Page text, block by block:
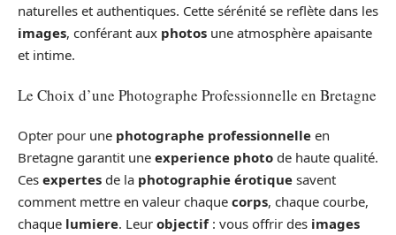
naturelles et authentiques. Cette sérénité se reflète dans les
images, conférant aux photos une atmosphère apaisante
et intime.
Le Choix d’une Photographe Professionnelle en Bretagne
Opter pour une photographe professionnelle en
Bretagne garantit une experience photo de haute qualité.
Ces expertes de la photographie érotique savent
comment mettre en valeur chaque corps, chaque courbe,
chaque lumiere. Leur objectif: vous offrir des images